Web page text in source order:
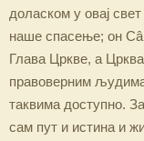
доласком у овај
наше спасење; он
Глава Цркве, а
правоверним људима
таквима доступно.
сам пут и истина и